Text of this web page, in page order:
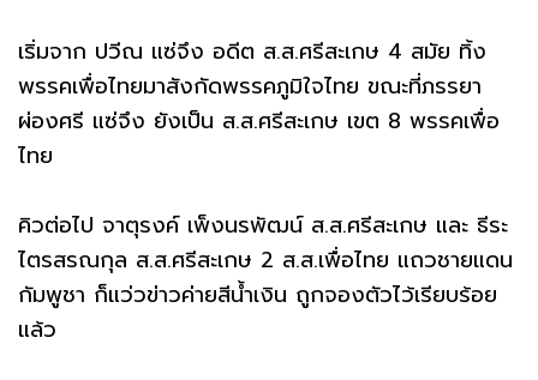
เริ่มจาก ปวีณ แซ่จึง อดีต ส.ส.ศรีสะเกษ 4 สมัย ทิ้ง
พรรคเพื่อไทยมาสังกัดพรรคภูมิใจไทย ขณะที่ภรรยา
ผ่องศรี แซ่จึง ยังเป็น ส.ส.ศรีสะเกษ เขต 8 พรรคเพื่อ
ไทย
คิวต่อไป จาตุรงค์ เพ็งนรพัฒน์ ส.ส.ศรีสะเกษ และ ธีระ
ไตรสรณกุล ส.ส.ศรีสะเกษ 2 ส.ส.เพื่อไทย แถวชายแดน
กัมพูชา ก็แว่วข่าวค่ายสีน้ำเงิน ถูกจองตัวไว้เรียบร้อย
แล้ว